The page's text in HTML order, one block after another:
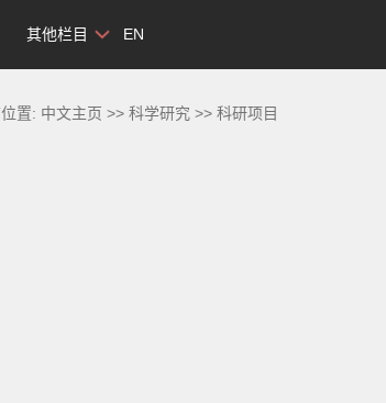
其他栏目 EN
置: 中文主页 >>科学研究 >>科研项目